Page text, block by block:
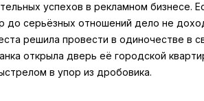
успехов в рекламном бизнесе.
до серьёзных отношений дело не
решила провести в одиночестве в
открыла дверь её городской
в упор из дробовика.